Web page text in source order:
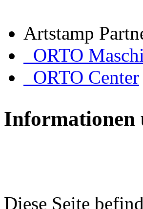
Artstamp
ORTO
ORTO Center
Informationen
Diese Seite